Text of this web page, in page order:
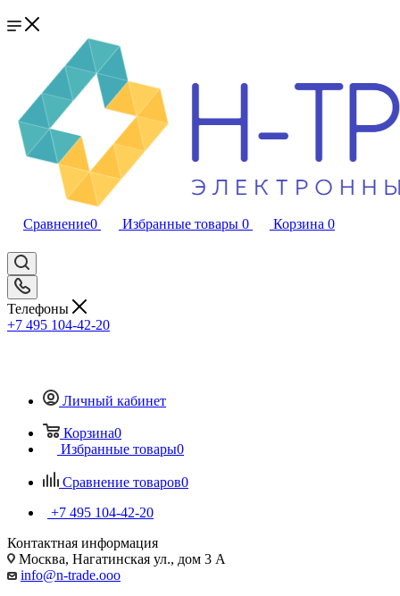
Сравнение0 Избранные товары 0 Корзина 0
Телефоны
+7 495 104-42-20
Личный кабинет
Корзина0
Избранные товары0
Сравнение товаров0
+7 495 104-42-20
Контактная информация
Москва, Нагатинская ул., дом 3 А
info@n-trade.ooo